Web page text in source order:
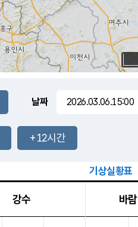
날짜
+12시간
기상실황표
강수 바람